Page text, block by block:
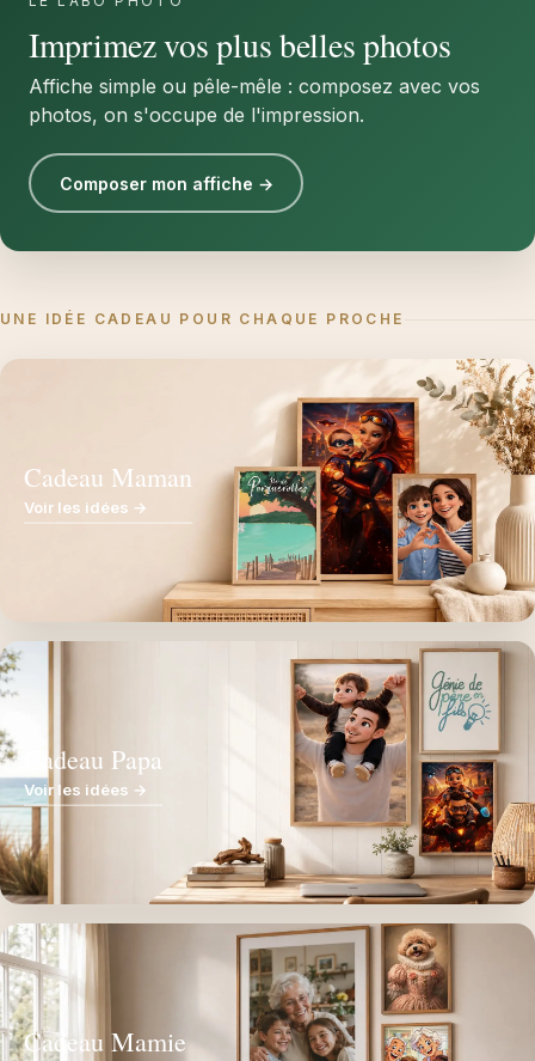
Imprimez vos plus belles photos
Affiche simple ou pêle-mêle : composez avec vos
photos, on s'occupe de l'impression.
Composer mon affiche →
UNE IDÉE CADEAU POUR CHAQUE PROCHE
Cadeau Maman
Voir les idées →
Cadeau Papa
Voir les idées →
Cadeau Mamie